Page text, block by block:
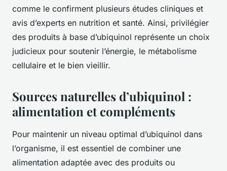
comme le confirment plusieurs études cliniques et
avis d’experts en nutrition et santé. Ainsi, privilégier
des produits à base d’ubiquinol représente un choix
judicieux pour soutenir l’énergie, le métabolisme
cellulaire et le bien vieillir.
Sources naturelles d’ubiquinol :
alimentation et compléments
Pour maintenir un niveau optimal d’ubiquinol dans
l’organisme, il est essentiel de combiner une
alimentation adaptée avec des produits ou